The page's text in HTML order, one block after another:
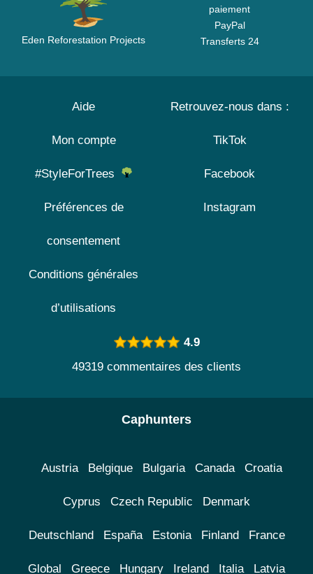
Eden Reforestation Projects
paiement
PayPal
Transferts 24
Aide
Mon compte
#StyleForTrees
Préférences de
consentement
Conditions générales
d’utilisations
Retrouvez-nous dans :
TikTok
Facebook
Instagram
4.9
49319 commentaires des clients
Caphunters
Austria Belgique Bulgaria Canada Croatia
Cyprus Czech Republic Denmark
Deutschland España Estonia Finland France
Global Greece Hungary Ireland Italia Latvia